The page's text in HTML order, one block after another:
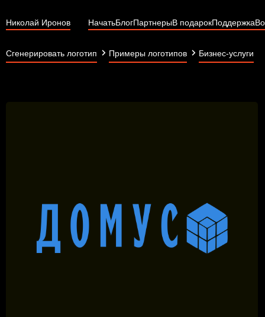
Николай Иронов НачатьБлогПартнерыВ подарокПоддержка
Сгенерировать логотип Примеры логотипов Бизнес-услуги